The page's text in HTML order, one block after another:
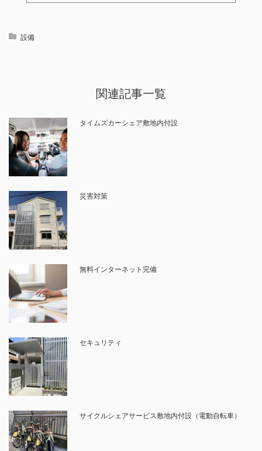
設備
関連記事一覧
タイムズカーシェア敷地内付設
災害対策
無料インターネット完備
セキュリティ
サイクルシェアサービス敷地内付設（電動自転車）